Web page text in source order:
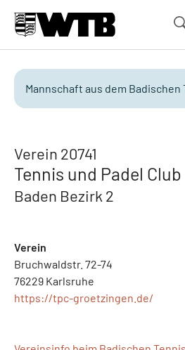
Mannschaft aus dem Badischen
Verein 20741
Tennis und Padel
Baden Bezirk 2
Verein
Bruchwaldstr. 72-74
76229 Karlsruhe
https://tpc-groetzingen.de/